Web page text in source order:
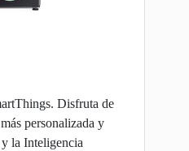
Disfruta de
personalizada y
la Inteligencia